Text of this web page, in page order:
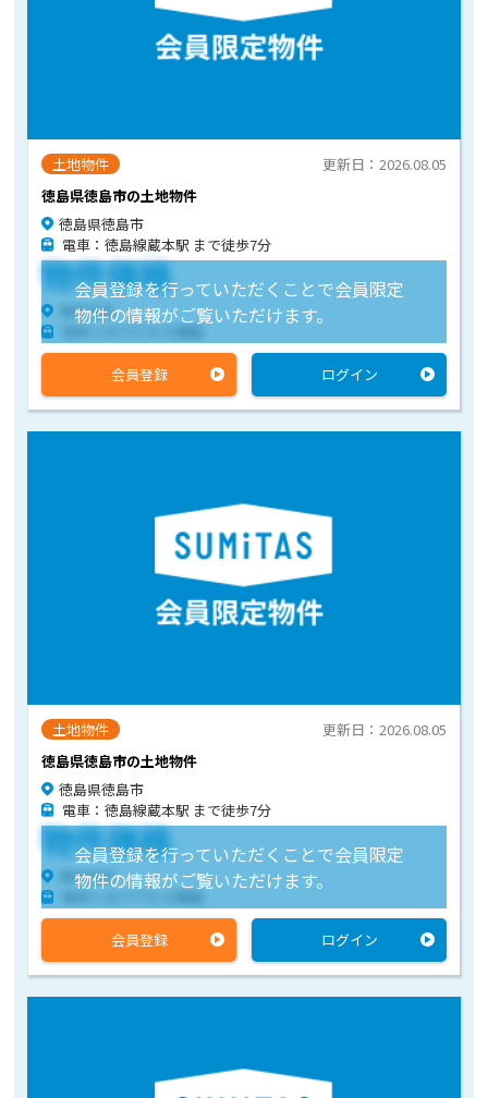
土地物件
徳島県徳島市の土地物件
更新日：2026.08.05
徳島県徳島市
電車：徳島線蔵本駅 まで徒歩7分
会員登録を行っていただくことで会員限定
物件の情報がご覧いただけます。
物件価格
物件住所
物件へのアクセス情報
会員登録 ログイン
土地物件
徳島県徳島市の土地物件
更新日：2026.08.05
徳島県徳島市
電車：徳島線蔵本駅 まで徒歩7分
会員登録を行っていただくことで会員限定
物件の情報がご覧いただけます。
物件価格
物件住所
物件へのアクセス情報
会員登録 ログイン